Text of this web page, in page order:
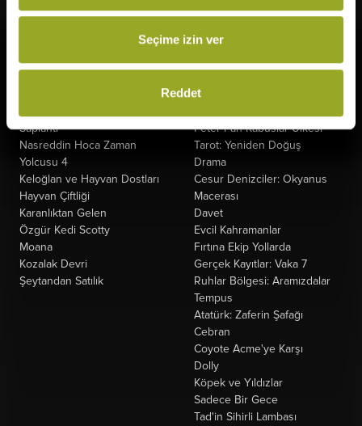
Seçime izin ver
Reddet
The Odyssey
Saplantı
Nasreddin Hoca Zaman
Yolcusu 4
Keloğlan ve Hayvan Dostları
Hayvan Çiftliği
Karanlıktan Gelen
Özgür Kedi Scotty
Moana
Kozalak Devri
Şeytandan Satılık
Derin Dehşet
Fırtınadan Önce
Oak Caddesi'nin Sonu
Peter Pan Kabuslar Ülkesi
Tarot: Yeniden Doğuş
Drama
Cesur Denizciler: Okyanus
Macerası
Davet
Evcil Kahramanlar
Fırtına Ekip Yollarda
Gerçek Kayıtlar: Vaka 7
Ruhlar Bölgesi: Aramızdalar
Tempus
Atatürk: Zaferin Şafağı
Cebran
Coyote Acme'ye Karşı
Dolly
Köpek ve Yıldızlar
Sadece Bir Gece
Tad'in Sihirli Lambası